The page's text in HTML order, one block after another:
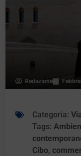
Redazione
Categoria:
Tags:
Cibo,